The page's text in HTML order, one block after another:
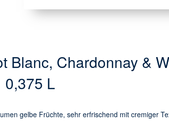
Blanc, Chardonnay &
0,375 L
gelbe Früchte, sehr erfrischend mit cremiger